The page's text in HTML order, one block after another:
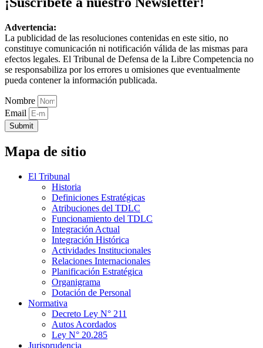
Advertencia:
La publicidad de las resoluciones contenidas en este sitio, no
constituye comunicación ni notificación válida de las mismas para
efectos legales. El Tribunal de Defensa de la Libre Competencia no
se responsabiliza por los errores u omisiones que eventualmente
pueda contener la información publicada.
Nombre
Email
Submit
Mapa de sitio
El Tribunal
Historia
Definiciones Estratégicas
Atribuciones del TDLC
Funcionamiento del TDLC
Integración Actual
Integración Histórica
Actividades Institucionales
Relaciones Internacionales
Planificación Estratégica
Organigrama
Dotación de Personal
Normativa
Decreto Ley N° 211
Autos Acordados
Ley N° 20.285
Jurisprudencia